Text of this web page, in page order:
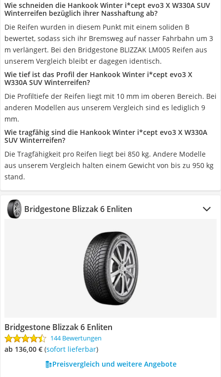
Wie schneiden die Hankook Winter i*cept evo3 X W330A SUV
Winterreifen bezüglich ihrer Nasshaftung ab?
Die Reifen wurden in diesem Punkt mit einem soliden B
bewertet, sodass sich ihr Bremsweg auf nasser Fahrbahn um 3
m verlängert. Bei den Bridgestone BLIZZAK LM005 Reifen aus
unserem Vergleich bleibt er dagegen identisch.
Wie tief ist das Profil der Hankook Winter i*cept evo3 X
W330A SUV Winterreifen?
Die Profiltiefe der Reifen liegt mit 10 mm im oberen Bereich. Bei
anderen Modellen aus unserem Vergleich sind es lediglich 9
mm.
Wie tragfähig sind die Hankook Winter i*cept evo3 X W330A
SUV Winterreifen?
Die Tragfähigkeit pro Reifen liegt bei 850 kg. Andere Modelle
aus unserem Vergleich halten einem Gewicht von bis zu 950 kg
stand.
Bridgestone Blizzak 6 Enliten
Bridgestone Blizzak 6 Enliten
144 Bewertungen
ab 136,00 € ( Sofort lieferbar)
Preisvergleich und weitere Angebote